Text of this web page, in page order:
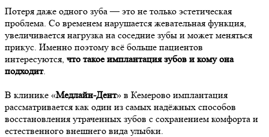
Потеря даже одного зуба — это не только эстетическая
проблема. Со временем нарушается жевательная функция,
увеличивается нагрузка на соседние зубы и может меняться
прикус. Именно поэтому всё больше пациентов
интересуются, что такое имплантация зубов и кому она
подходит.
В клинике «Медлайн-Дент» в Кемерово имплантация
рассматривается как один из самых надёжных способов
восстановления утраченных зубов с сохранением комфорта и
естественного внешнего вида улыбки.